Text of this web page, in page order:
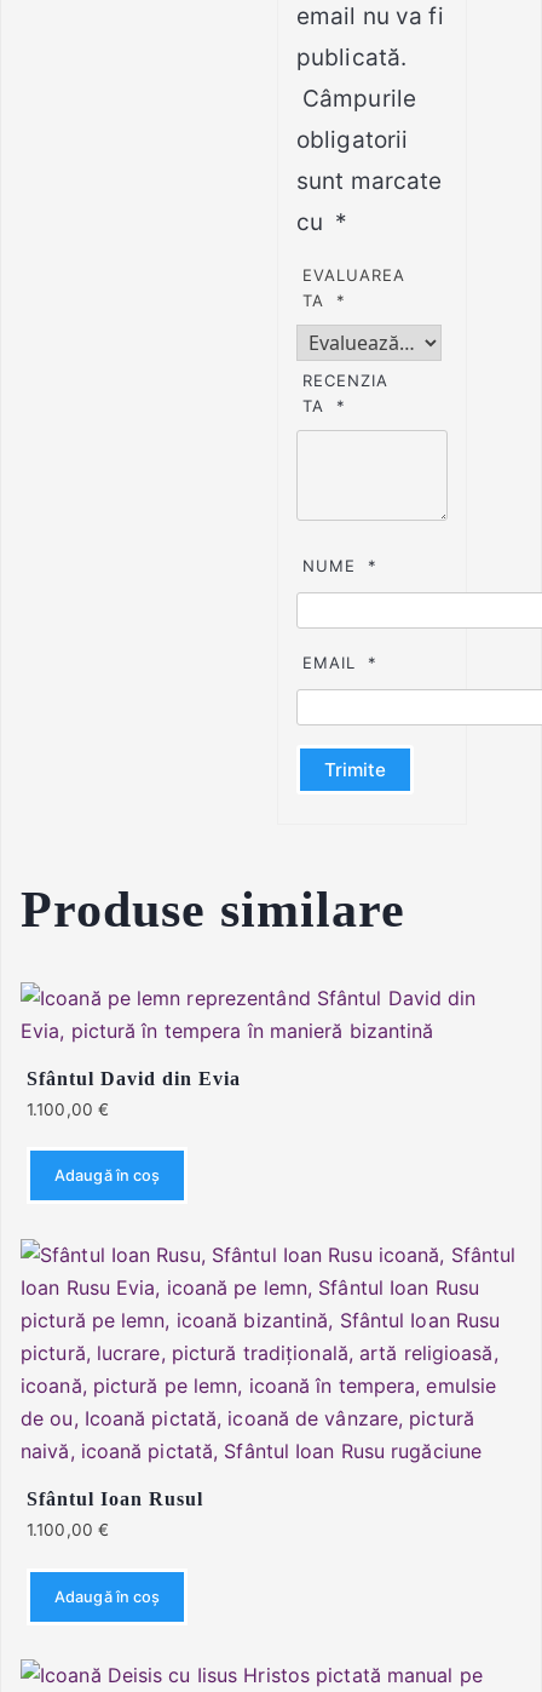
email nu va fi
publicată.
Câmpurile
obligatorii
sunt marcate
cu *
EVALUAREA
TA
*
RECENZIA
TA
*
NUME *
EMAIL *
Produse similare
Sfântul David din Evia
1.100,00 €
Adaugă în coș
Sfântul Ioan Rusul
1.100,00 €
Adaugă în coș